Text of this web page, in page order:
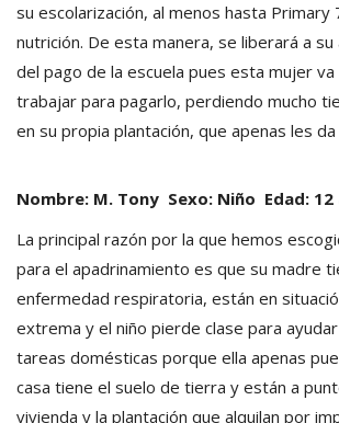
su escolarización, al menos hasta Primary
nutrición. De esta manera, se liberará a su
del pago de la escuela pues esta mujer va
trabajar para pagarlo, perdiendo mucho
en su propia plantación, que apenas les
Nombre: M. Tony Sexo: Niño Edad: 12
La principal razón por la que hemos
para el apadrinamiento es que su madre
enfermedad respiratoria, están en
extrema y el niño pierde clase para
tareas domésticas porque ella apenas
casa tiene el suelo de tierra y están a
vivienda y la plantación que alquilan por